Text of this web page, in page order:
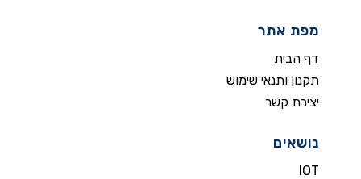
מפת אתר
דף הבית
תקנון ותנאי שימוש
יצירת קשר
נושאים
IOT